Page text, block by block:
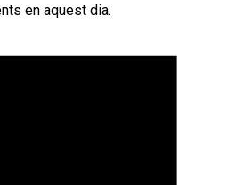
en aquest dia.